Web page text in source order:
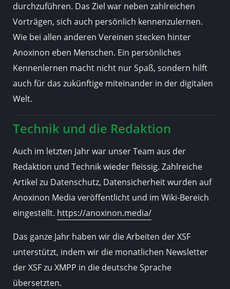
durchzuführen. Das Ziel war neben zahlreichen
Vorträgen, sich auch persönlich kennenzulernen.
Wie bei allen anderen Vereinen stecken hinter
Anoxinon eben Menschen. Ein persönliches
Kennenlernen macht nicht nur Spaß, sondern hilft
auch für das zukünftige miteinander in der digitalen
Welt.
Technik und die Redaktion
Auch im letzten Jahr war unser Team aus der
Redaktion und Technik wieder fleissig. Zahlreiche
Artikel zu Datenschutz, Datensicherheit wurden auf
Anoxinon Media veröffentlicht und im Wiki-Bereich
eingestellt. https://anoxinon.media/
Das ganze Jahr haben wir die Arbeiten der XSF
unterstützt, indem wir die monatlichen Newsletter
der XSF zu XMPP in die deutsche Sprache
übersetzten.